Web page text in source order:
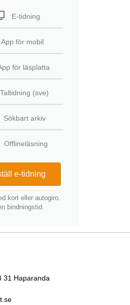
E-tidning
App för mobil
för läsplatta
Taltidning (sve)
Sökbart arkiv
Offlineläsning
e-tidning
kort eller autogiro.
bindningstid.
31 Haparanda